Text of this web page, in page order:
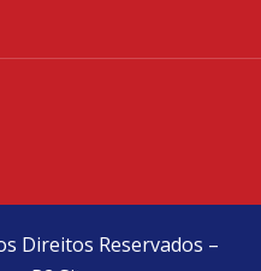
Direitos Reservados –